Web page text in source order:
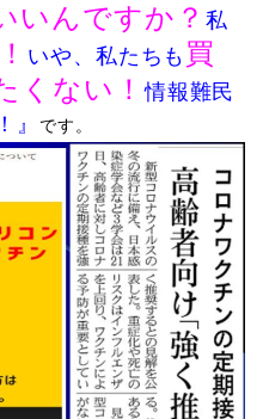
いんですか？ 私
いや、私たちも 買
くない！情報難民
』 です。